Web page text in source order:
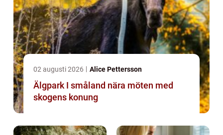
02 augusti 2026 Alice Pettersson
Älgpark I småland nära möten med
skogens konung